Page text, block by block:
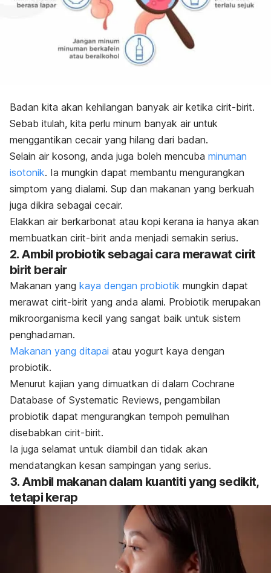
Badan kita akan kehilangan banyak air ketika cirit-birit.
Sebab itulah, kita perlu minum banyak air untuk
menggantikan cecair yang hilang dari badan.
Selain air kosong, anda juga boleh mencuba minuman
isotonik. Ia mungkin dapat membantu mengurangkan
simptom yang dialami. Sup dan makanan yang berkuah
juga dikira sebagai cecair.
Elakkan air berkarbonat atau kopi kerana ia hanya akan
membuatkan cirit-birit anda menjadi semakin serius.
2. Ambil probiotik sebagai cara merawat cirit
birit berair
Makanan yang kaya dengan probiotik mungkin dapat
merawat cirit-birit yang anda alami. Probiotik merupakan
mikroorganisma kecil yang sangat baik untuk sistem
penghadaman.
Makanan yang ditapai atau yogurt kaya dengan
probiotik.
Menurut kajian yang dimuatkan di dalam Cochrane
Database of Systematic Reviews, pengambilan
probiotik dapat mengurangkan tempoh pemulihan
disebabkan cirit-birit.
Ia juga selamat untuk diambil dan tidak akan
mendatangkan kesan sampingan yang serius.
3. Ambil makanan dalam kuantiti yang sedikit,
tetapi kerap